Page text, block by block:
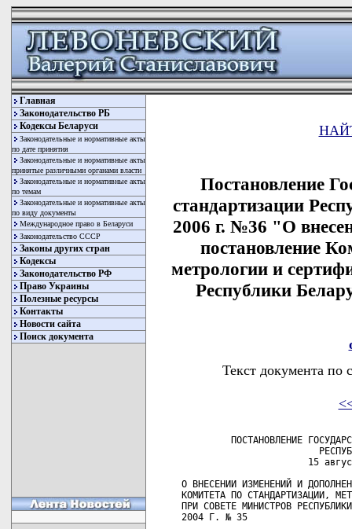
Главная
Законодательство РБ
Кодексы Беларуси
Законодательные и нормативные акты
по дате принятия
Законодательные и нормативные акты
принятые различными органами власти
Законодательные и нормативные акты
по темам
Законодательные и нормативные акты
по виду документы
Международное право в Беларуси
Законодательство СССР
Законы других стран
Кодексы
Законодательство РФ
Право Украины
Полезные ресурсы
Контакты
Новости сайта
Поиск документа
Постановление
стандартизации
2006 г. №36 "О
постановление
метрологии и
Республики
Текст документа по
ПОСТАНОВЛЕНИЕ
15
О ВНЕСЕНИИ ИЗМЕНЕНИЙ И
КОМИТЕТА ПО СТАНДАРТИЗАЦИИ,
ПРИ СОВЕТЕ МИНИСТРОВ
2004 Г. № 35